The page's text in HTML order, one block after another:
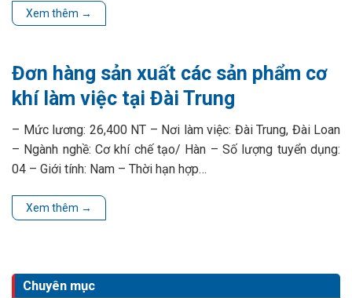
Chuyên mục
Xem thêm →
Đơn hàng sản xuất các sản phẩm cơ
khí làm việc tại Đài Trung
– Mức lương: 26,400 NT – Nơi làm việc: Đài Trung, Đài Loan
– Ngành nghề: Cơ khí chế tạo/ Hàn – Số lượng tuyển dụng:
04 – Giới tính: Nam – Thời hạn hợp…
Xem thêm →